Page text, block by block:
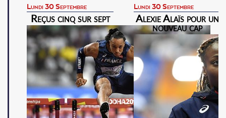
Lundi 30 Septembre
Reçus cinq sur sept
Lundi 30 Septembre
Alexie Alaïs pour un
nouveau cap